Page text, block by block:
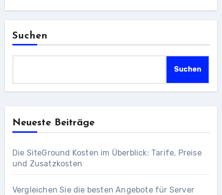
Suchen
Suchen
Neueste Beiträge
Die SiteGround Kosten im Überblick: Tarife, Preise
und Zusatzkosten
Vergleichen Sie die besten Angebote für Server